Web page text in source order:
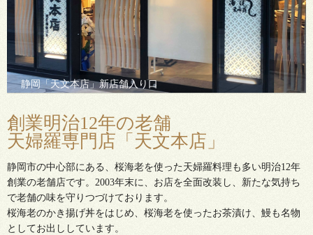
静岡「天文本店」新店舗入り口
野菜天丼（左） 野菜天ぷらごはん（右）
創業明治12年の老舗
天婦羅専門店「天文本店」
静岡市の中心部にある、桜海老を使った天婦羅料理も多い明治12年
創業の老舗店です。2003年末に、お店を全面改装し、新たな気持ち
で老舗の味を守りつづけております。
桜海老のかき揚げ丼をはじめ、桜海老を使ったお茶漬け、鰻も名物
としてお出ししています。